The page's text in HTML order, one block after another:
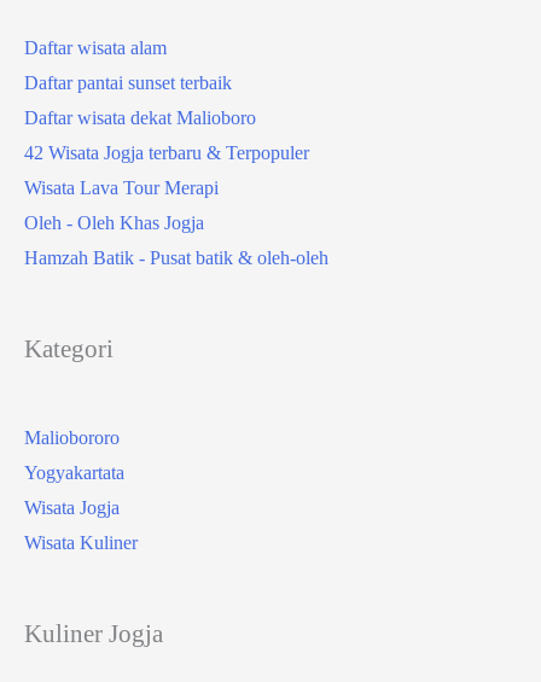
Daftar wisata alam
Daftar pantai sunset terbaik
Daftar wisata dekat Malioboro
42 Wisata Jogja terbaru & Terpopuler
Wisata Lava Tour Merapi
Oleh - Oleh Khas Jogja
Hamzah Batik - Pusat batik & oleh-oleh
Kategori
Maliobororo
Yogyakartata
Wisata Jogja
Wisata Kuliner
Kuliner Jogja